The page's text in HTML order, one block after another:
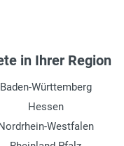
in Ihrer Region
Baden-Württemberg
Hessen
Westfalen